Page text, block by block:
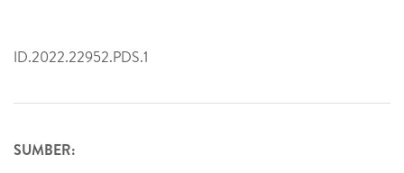
ID.2022.22952.PDS.1
SUMBER: